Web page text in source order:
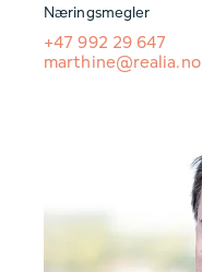
Næringsmegler
+47 992 29 647
marthine@realia.no